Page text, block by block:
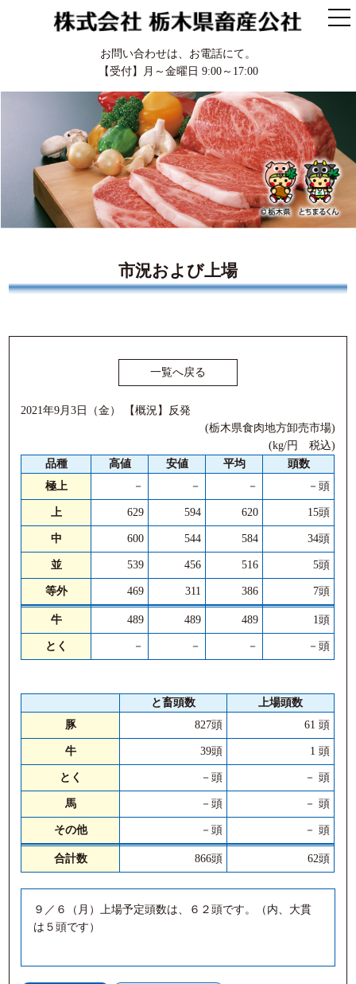
お問い合わせは、お電話にて。
【受付】月～金曜日 9:00～17:00
市況および上場
一覧へ戻る
2021年9月3日（金） 【概況】反発
(栃木県食肉地方卸売市場)
(kg/円 税込)
品種
高値 安値 平均
頭数
極上
－ － － －頭
上 629 594 620 15頭
中 600 544 584 34頭
並 539 456 516 5頭
等外 469 311 386 7頭
牛 489 489 489 1頭
とく － － － －頭
と畜頭数
上場頭数
豚
827頭 61 頭
牛 39頭 1 頭
とく －頭 － 頭
馬 －頭 － 頭
その他 －頭 － 頭
合計数 866頭 62頭
９／６（月）上場予定頭数は、６２頭です。（内、大貫
は５頭です）